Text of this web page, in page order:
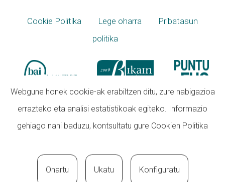
Cookie Politika Lege oharra
Pribatasun
politika
Webgune honek cookie-ak erabiltzen ditu, zure nabigazioa
errazteko eta analisi estatistikoak egiteko. Informazio
gehiago nahi baduzu, kontsultatu gure Cookien Politika
Onartu Ukatu Konfiguratu